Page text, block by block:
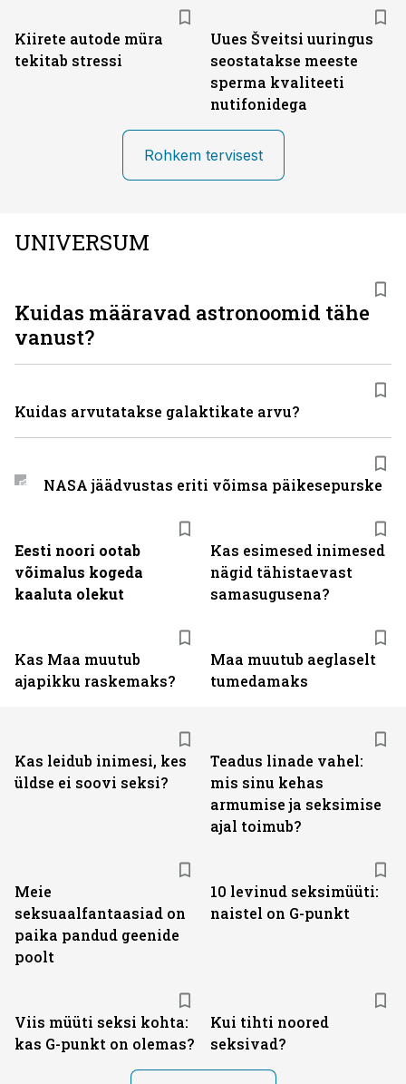
Kiirete autode müra
tekitab stressi
Uues Šveitsi uuringus
seostatakse meeste
sperma kvaliteeti
nutifonidega
Rohkem tervisest
UNIVERSUM
Eesti noori ootab
võimalus kogeda
kaaluta olekut
Kas esimesed inimesed
nägid tähistaevast
samasugusena?
Kas Maa muutub
ajapikku raskemaks?
Maa muutub aeglaselt
tumedamaks
Kuidas määravad astronoomid tähe
vanust?
Kuidas arvutatakse galaktikate arvu?
NASA jäädvustas eriti võimsa päikesepurske
Kas leidub inimesi, kes
üldse ei soovi seksi?
Teadus linade vahel:
mis sinu kehas
armumise ja seksimise
ajal toimub?
Meie
seksuaalfantaasiad on
paika pandud geenide
poolt
10 levinud seksimüüti:
naistel on G-punkt
Viis müüti seksi kohta:
kas G-punkt on olemas?
Kui tihti noored
seksivad?